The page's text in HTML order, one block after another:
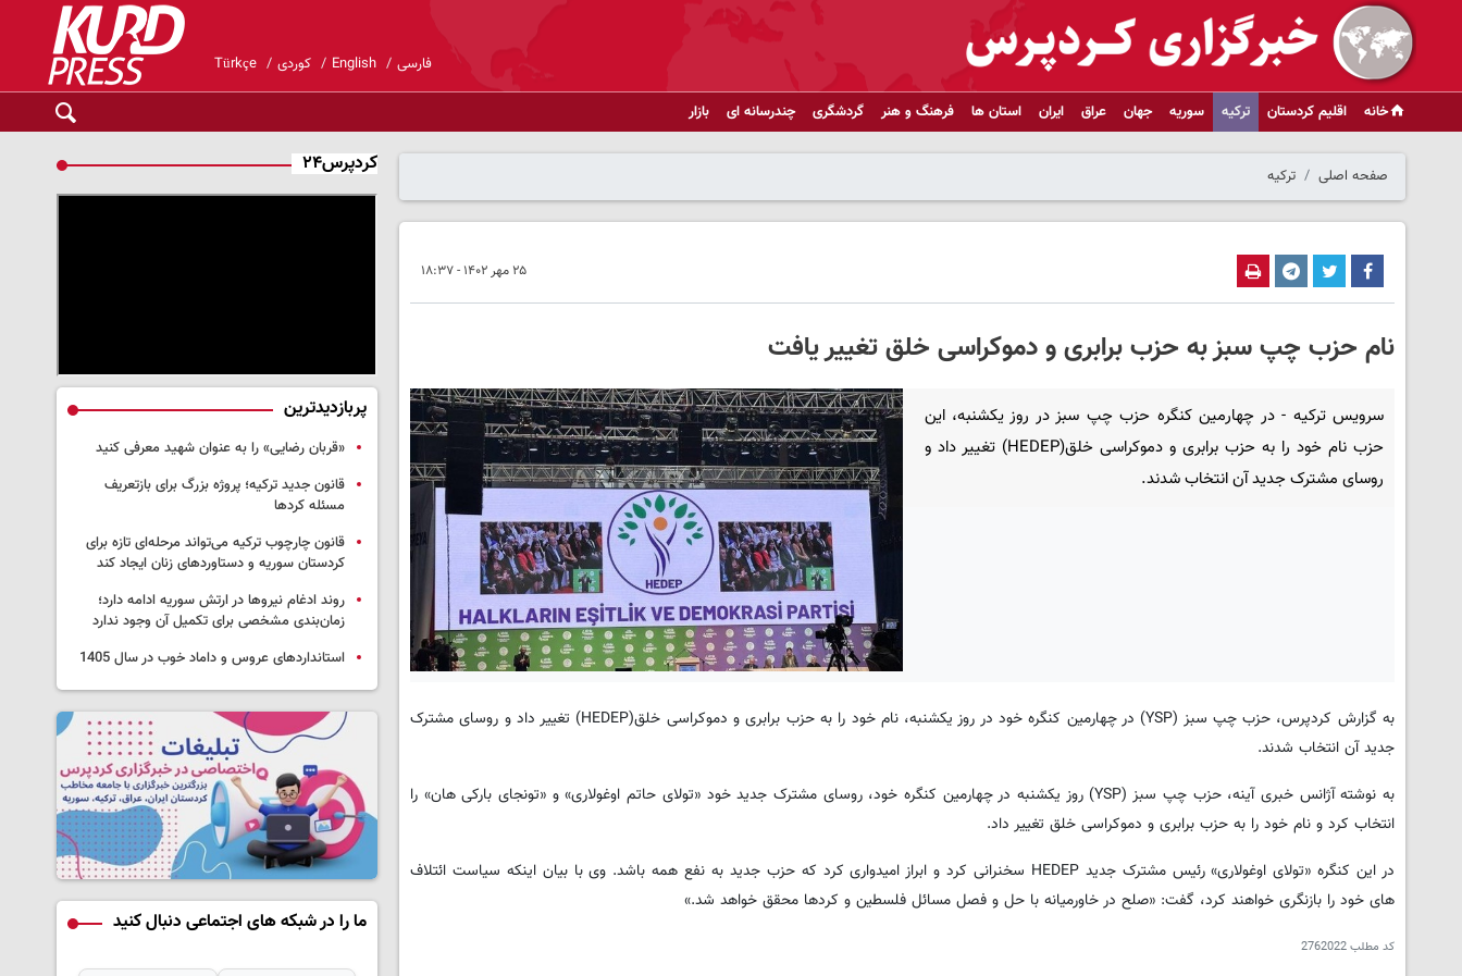
فارسی English کوردی Türkçe
خانه اقلیم کردستان ترکیه سوریه جهان عراق ایران استان ها فرهنگ و هنر گردشگری چندرسانه ای بازار
صفحه اصلی ترکیه
۲۵ مهر ۱۴۰۲ - ۱۸:۳۷
نام حزب چپ سبز بە حزب برابری و دموکراسی خلق تغییر یافت
سرویس ترکیە - در چهارمین کنگره حزب چپ سبز در روز یکشنبه، این
حزب نام خود را به حزب برابری و دموکراسی خلق(HEDEP) تغییر داد و
روسای مشترک جدید آن انتخاب شدند.
به گزارش کردپرس، حزب چپ سبز (YSP) در چهارمین کنگره خود در روز یکشنبه، نام خود را به حزب برابری و دموکراسی خلق(HEDEP) تغییر داد و روسای مشترک
جدید آن انتخاب شدند.
به نوشته آژانس خبری آینه، حزب چپ سبز (YSP) روز یکشنبه در چهارمین کنگره خود، روسای مشترک جدید خود «تولای حاتم اوغولاری» و «تونجای بارکی هان» را
انتخاب کرد و نام خود را به حزب برابری و دموکراسی خلق تغییر داد.
در این کنگره «تولای اوغولاری» رئیس مشترک جدید HEDEP سخنرانی کرد و ابراز امیدواری کرد که حزب جدید به نفع همه باشد. وی با بیان اینکه سیاست ائتلاف
های خود را بازنگری خواهند کرد، گفت: «صلح در خاورمیانه با حل و فصل مسائل فلسطین و کردها محقق خواهد شد.»
کد مطلب2762022
کردپرس۲۴
پربازدیدترین
«قربان رضایی» را به عنوان شهید معرفی کنید
قانون جدید ترکیه؛ پروژه بزرگ‌ برای بازتعریف
مسئله کردها
قانون چارچوب ترکیه می‌تواند مرحله‌ای تازه برای
کردستان سوریه و دستاوردهای زنان ایجاد کند
روند ادغام نیروها در ارتش سوریه ادامه دارد؛
زمان‌بندی مشخصی برای تکمیل آن وجود ندارد
استانداردهای عروس و داماد خوب در سال 1405
ما را در شبکه های اجتماعی دنبال کنید